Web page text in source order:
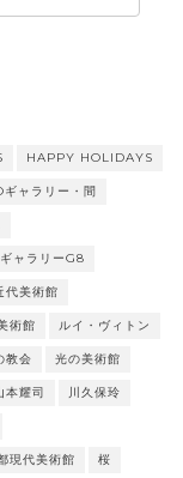
HAPPY HOLIDAYS
ギャラリー・間
ャラリーG8
代美術館
術館 ルイ・ヴィトン
教会 光の美術館
本耀司 川久保玲
現代美術館 桜